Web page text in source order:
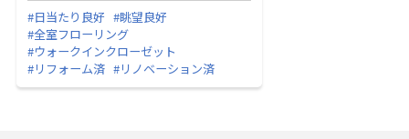
#日当たり良好 #眺望良好
#全室フローリング
#ウォークインクローゼット
#リフォーム済 #リノベーション済